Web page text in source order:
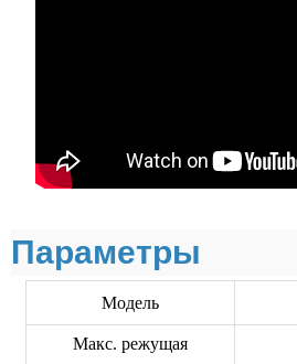
Параметры
Модель
Макс. режущая